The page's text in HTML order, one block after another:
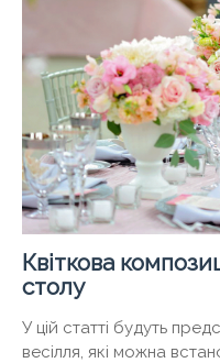
Квіткова
столу
У цій статті будуть
весілля, які можна